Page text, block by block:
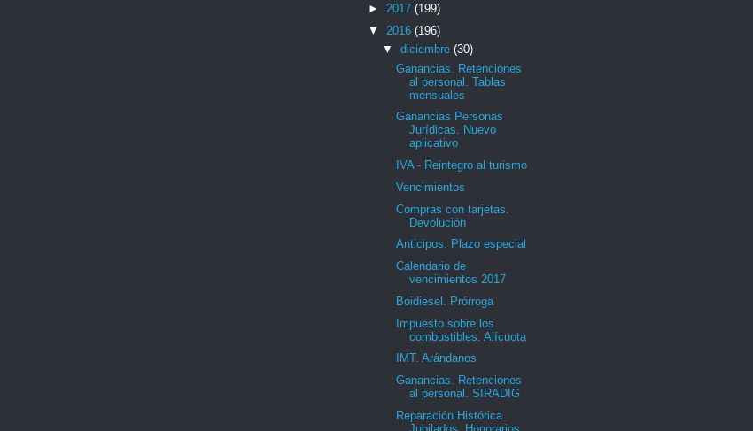
► 2017 (199)
▼ 2016 (196)
▼ diciembre (30)
Ganancias. Retenciones
al personal. Tablas
mensuales
Ganancias Personas
Jurídicas. Nuevo
aplicativo
IVA - Reintegro al turismo
Vencimientos
Compras con tarjetas.
Devolución
Anticipos. Plazo especial
Calendario de
vencimientos 2017
Boidiesel. Prórroga
Impuesto sobre los
combustibles. Alícuota
IMT. Arándanos
Ganancias. Retenciones
al personal. SIRADIG
Reparación Histórica